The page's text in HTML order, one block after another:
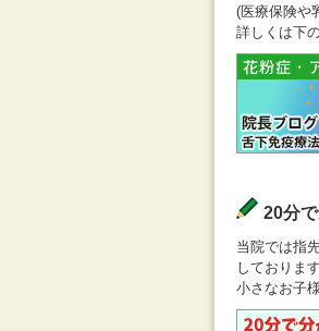
(医療保険や
詳しくは下
20分
当院では指
しております
小さなお子